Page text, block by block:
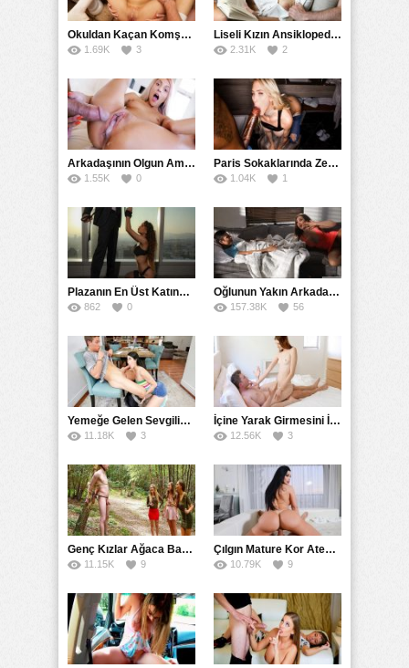
Category:
18+ Yaş,Astalavista,Bedava Büyük Meme,Değişik,Erotik,
Esmer,Fantezi ,Filmler Hikayeler, Mobil ,Playboy
Üniversiteli ,Uzun Konulu Xhamster Xnxx,Xvideos,Yabancı,
Yetişkin
,Youjizz,Youporn
Okuldan Kaçan Komşu Kızını Bakire Sanıp Götten Sikti
1.69K 3
Liseli Kızın Ansiklopedisini Kitap Gibi Tane Tane Okudu
2.31K 2
Arkadaşının Olgun Amcasına Siktirip İçine Boşalmasını İstedi
1.55K 0
Paris Sokaklarında Zenci Yarağını Gırtlağına Kadar İndirdi
1.04K 1
Plazanın En Üst Katında Üst Seviye Köle Fantezisi Sikişi
862 0
Oğlunun Yakın Arkadaşına Yorgan Altından Sulanan Milf
157.38K 56
Yemeğe Gelen Sevgilisinin Arkadaşına Yarak Yedirdi
11.18K 3
İçine Yarak Girmesini İsteyince Kuzeninin Penisini Kullandı
12.56K 3
Genç Kızlar Ağaca Bağlayarak Tecavüz Etmek İstediler
11.15K 9
Çılgın Mature Kor Ateşiyle Misafirini Yakıp Eritti
10.79K 9